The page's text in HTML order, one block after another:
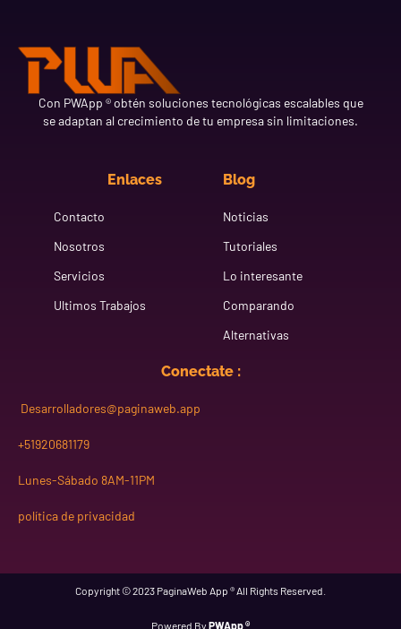
Con PWApp ® obtén soluciones tecnológicas escalables que
se adaptan al crecimiento de tu empresa sin limitaciones.
Enlaces
Contacto
Nosotros
Servicios
Ultimos Trabajos
Blog
Noticias
Tutoriales
Lo interesante
Comparando
Alternativas
Conectate :
Desarrolladores@paginaweb.app
+51920681179
Lunes-Sábado 8AM-11PM
política de privacidad
Copyright © 2023 PaginaWeb App ® All Rights Reserved.
Powered By PWApp®